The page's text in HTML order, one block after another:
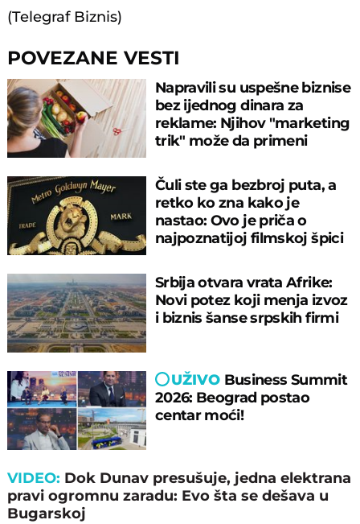
(Telegraf Biznis)
POVEZANE VESTI
Napravili su uspešne biznise
bez ijednog dinara za
reklame: Njihov "marketing
trik" može da primeni
Čuli ste ga bezbroj puta, a
retko ko zna kako je
nastao: Ovo je priča o
najpoznatijoj filmskoj špici
Srbija otvara vrata Afrike:
Novi potez koji menja izvoz
i biznis šanse srpskih firmi
UŽIVO Business Summit
2026: Beograd postao
centar moći!
VIDEO: Dok Dunav presušuje, jedna elektrana
pravi ogromnu zaradu: Evo šta se dešava u
Bugarskoj